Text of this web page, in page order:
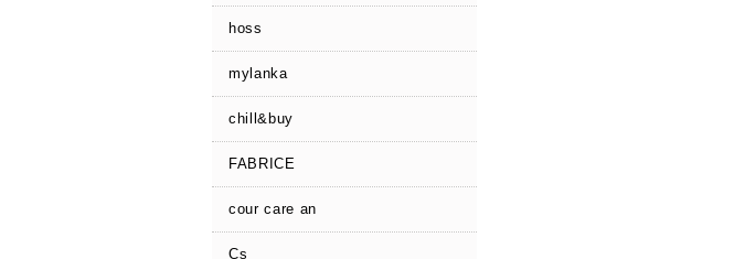
hoss
mylanka
chill&buy
FABRICE
cour care an
Cs